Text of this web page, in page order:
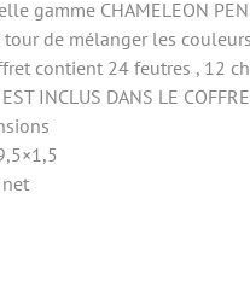
gamme CHAMELEON
tour de mélanger les
contient 24 feutres , 12
EST INCLUS DANS LE